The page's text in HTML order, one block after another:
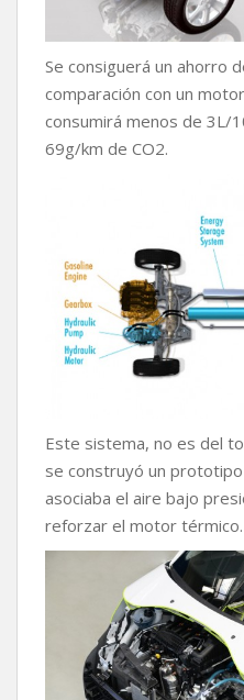
Se consiguerá un ahorro
comparación con un
consumirá menos de 3L/
69g/km de CO2.
Este sistema, no es del
se construyó un
asociaba el aire bajo
reforzar el motor térmico.